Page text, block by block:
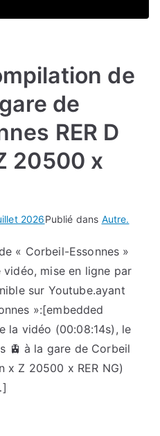
de
de
RER D
20500 x
2026Publié dans Autre.
« Corbeil-Essonnes »
vidéo, mise en ligne par
sur Youtube.ayant
»:[embedded
la vidéo (00:08:14s), le
🚊 à la gare de Corbeil
x Z 20500 x RER NG)